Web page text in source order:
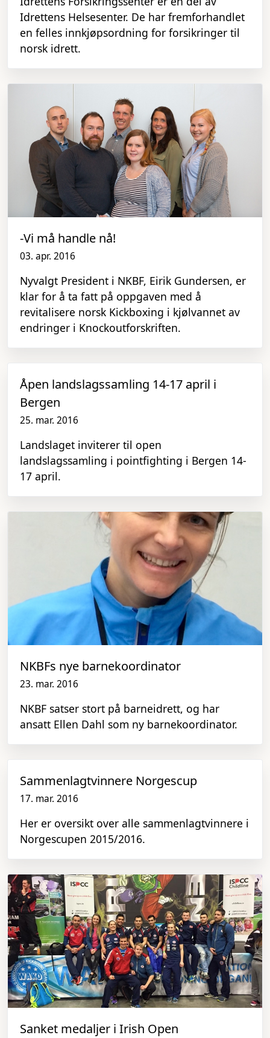
Idrettens Helsesenter. De har fremforhandlet
en felles innkjøpsordning for forsikringer til
norsk idrett.
-Vi må handle nå!
03. apr. 2016
Nyvalgt President i NKBF, Eirik Gundersen, er
klar for å ta fatt på oppgaven med å
revitalisere norsk Kickboxing i kjølvannet av
endringer i Knockoutforskriften.
Åpen landslagssamling 14-17 april i
Bergen
25. mar. 2016
Landslaget inviterer til open
landslagssamling i pointfighting i Bergen 14-
17 april.
NKBFs nye barnekoordinator
23. mar. 2016
NKBF satser stort på barneidrett, og har
ansatt Ellen Dahl som ny barnekoordinator.
Sammenlagtvinnere Norgescup
17. mar. 2016
Her er oversikt over alle sammenlagtvinnere i
Norgescupen 2015/2016.
Sanket medaljer i Irish Open